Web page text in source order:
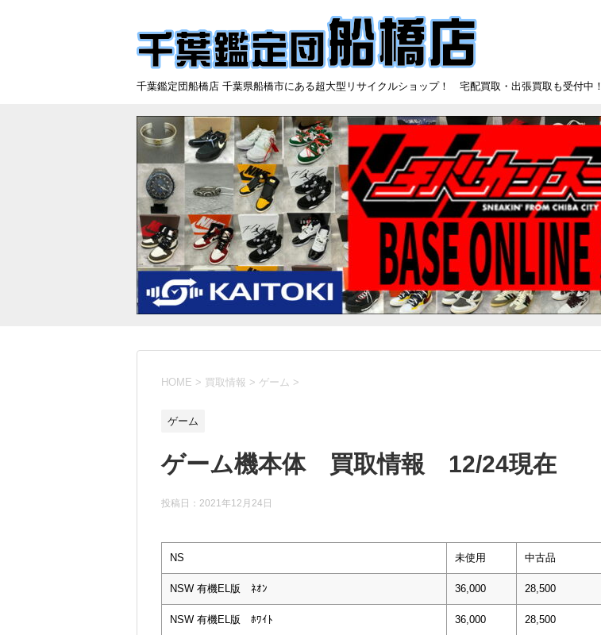
千葉鑑定団船橋店 千葉県船橋市にある超大型リサイクルショップ！ 宅配買取・出張買取も受付中！
HOME > 買取情報 > ゲーム >
ゲーム
ゲーム機本体 買取情報 12/24現在
投稿日： 2021年12月24日
NS 未使用 中古品
NSW 有機EL版 ﾈｵﾝ 36,000 28,500
NSW 有機EL版 ﾎﾜｲﾄ 36,000 28,500